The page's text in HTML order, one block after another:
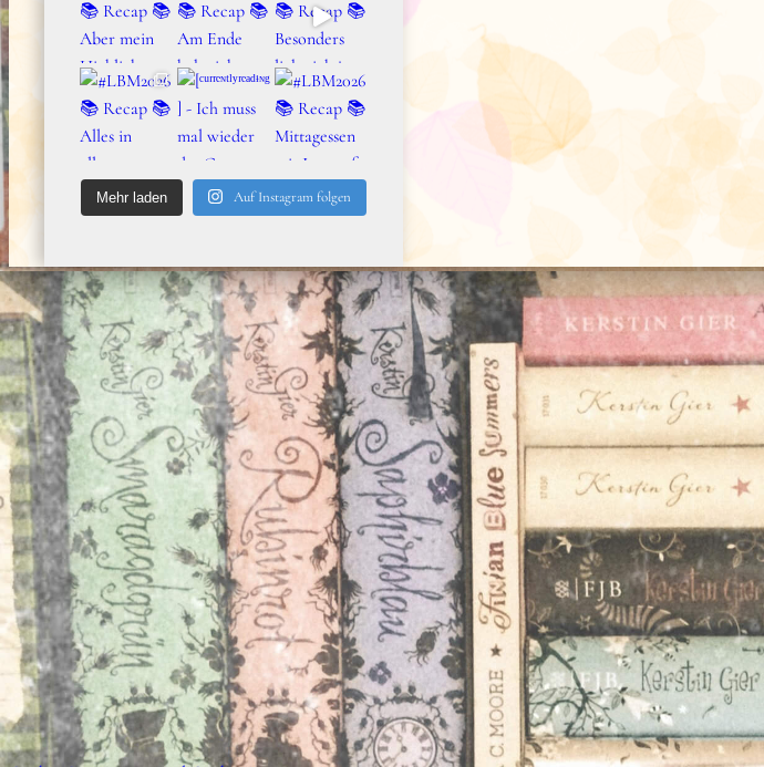
Mehr laden Auf Instagram folgen
ehemaligen Friseursalon
“Intimfrisur”. Es ist ein
eindrucksvolles Bild und
spiegelt für mich das
verwirrende und skurrile
Handlung
Die berliner Musikband
Glitterschnitter möchte
unbedingt auf der Wall
Noise teilnehmen und
versucht sich in dem
neuer Musikklänge mittels
eines Bohrers. Geübt wird
Café Einfall in der Wiener
Straße, was nicht
auf Begeisterung des
und der Gäste stößt. Um
Initiatorin der Wall City
zu überzeugen muss
Glitterschnitter einen
musikalischen Probelauf
ehemaligen Friseursalon